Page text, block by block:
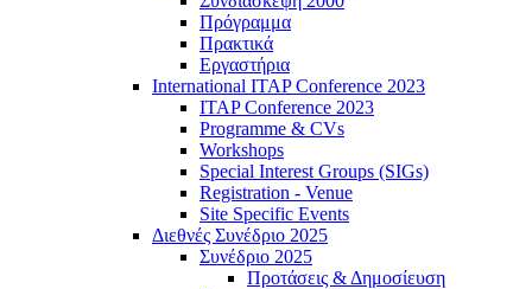
Πρόγραμμα
Πρακτικά
Εργαστήρια
International ITAP Conference 2023
ITAP Conference 2023
Programme & CVs
Workshops
Special Interest Groups (SIGs)
Registration - Venue
Site Specific Events
Διεθνές Συνέδριο 2025
Συνέδριο 2025
Προτάσεις & Δημοσίευση